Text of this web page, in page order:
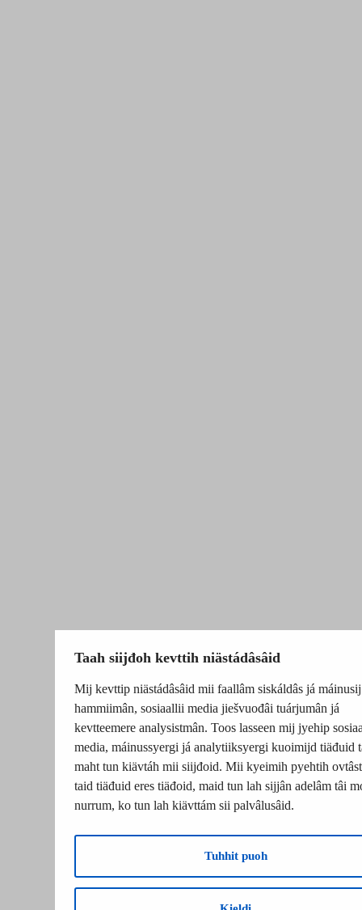
Taah siijđoh kevttih niästádâsâid
Mij kevttip niästádâsâid mii faallâm siskáldâs já máinusij
hammiimân, sosiaallii media jiešvuođâi tuárjumân já
kevtteemere analysistmân. Toos lasseen mij jyehip
media, máinussyergi já analytiiksyergi kuoimijd tiäđuid
maht tun kiävtáh mii siijđoid. Mii kyeimih pyehtih
taid tiäđuid eres tiäđoid, maid tun lah sijjân adelâm tâi
nurrum, ko tun lah kiävttám sii palvâlusâid.
Tuhhit puoh